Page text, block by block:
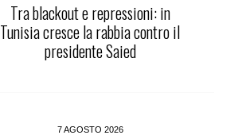
Tra blackout e repressioni: in
Tunisia cresce la rabbia contro il
presidente Saied
7 AGOSTO 2026